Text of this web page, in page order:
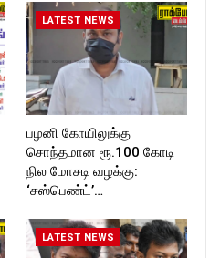
LATEST NEWS
பழனி கோயிலுக்கு
சொந்தமான ரூ.100 கோடி
நில மோசடி வழக்கு:
‘சஸ்பெண்ட்’…
LATEST NEWS